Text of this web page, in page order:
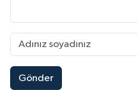
Gönder